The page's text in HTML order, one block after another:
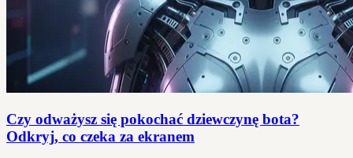
Czy odważysz się pokochać dziewczynę bota?
Odkryj, co czeka za ekranem